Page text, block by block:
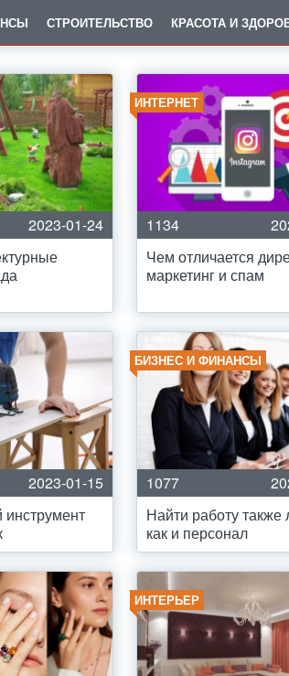
СТРОИТЕЛЬСТВО КРАСОТА И
2023-01-24
ИНТЕРНЕТ
1134
Чем отличается
маркетинг и спам
2023-01-15
БИЗНЕС И ФИНАНСЫ
1077
Найти работу также
как и персонал
ИНТЕРЬЕР